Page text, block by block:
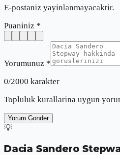
E-postaniz yayinlanmayacaktir.
Puaniniz *
Yorumunuz *
0/2000 karakter
Topluluk kurallarina uygun
Yorum Gonder
💡
Dacia Sandero